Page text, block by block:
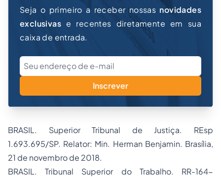
Seja o primeiro a receber nossas novidades
exclusivas e recentes diretamente em sua
caixa de entrada.
Inscrever
BRASIL. Superior Tribunal de Justiça. REsp
1.693.695/SP. Relator: Min. Herman Benjamin. Brasília,
21 de novembro de 2018.
BRASIL. Tribunal Superior do Trabalho. RR-164-